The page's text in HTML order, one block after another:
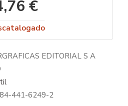
€
EDITORIAL S A
441-6249-2